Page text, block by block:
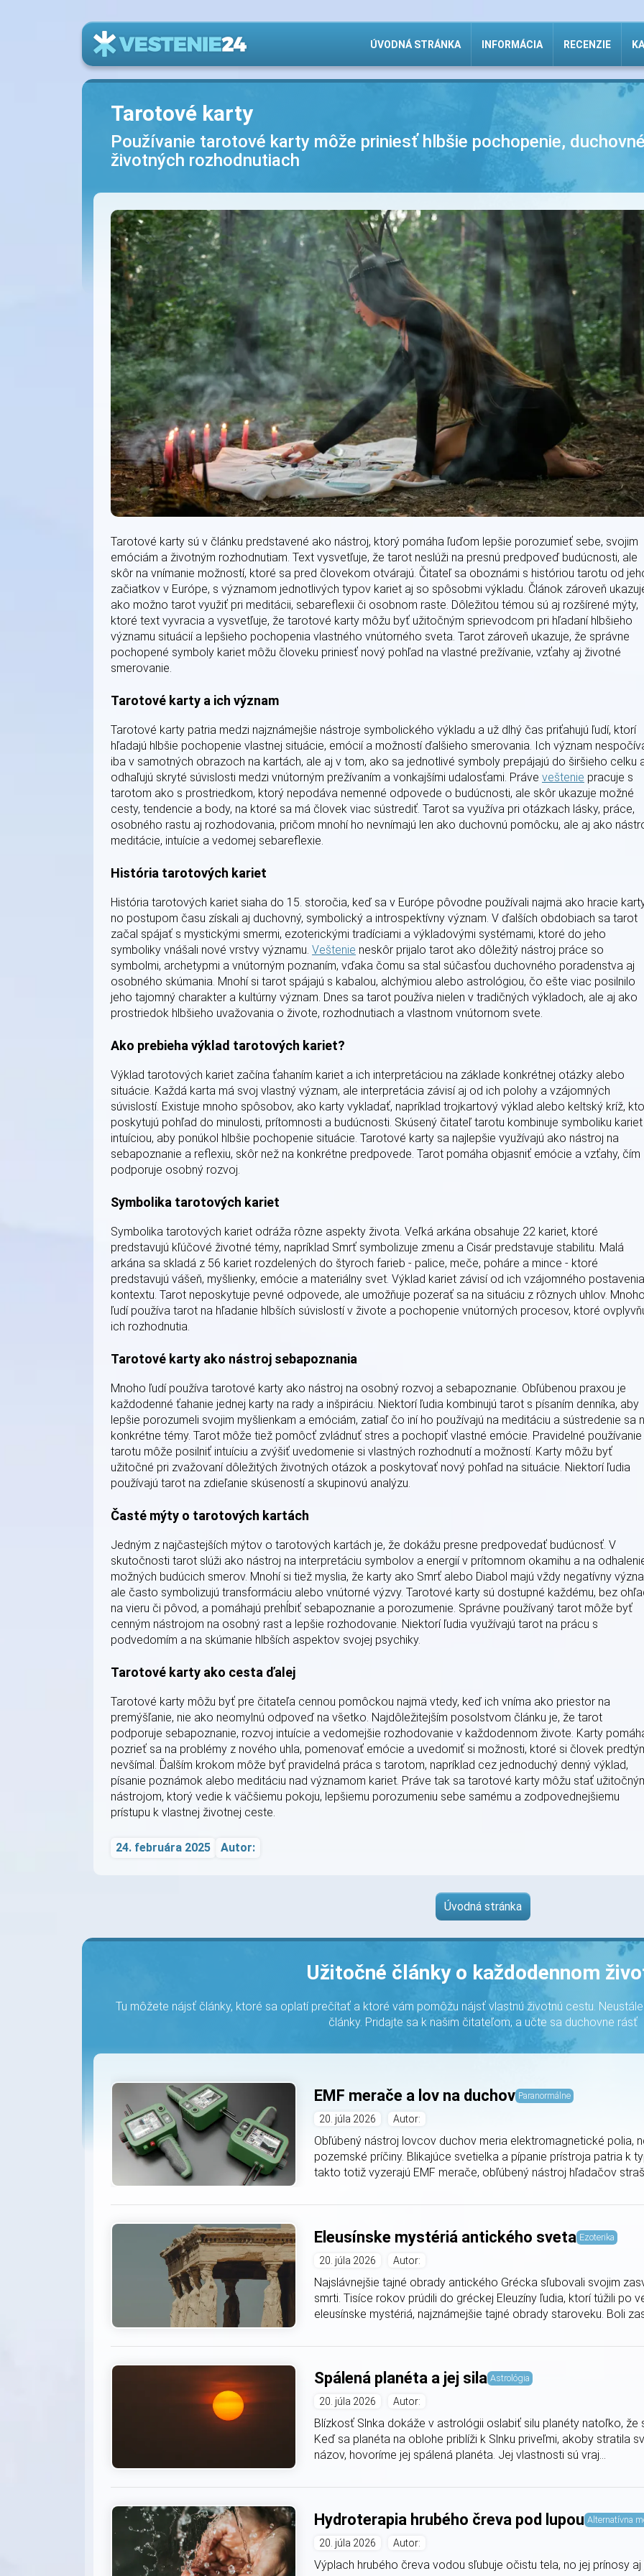
ÚVODNÁ STRÁNKA INFORMÁCIA RECENZIE
Tarotové karty
Používanie tarotové karty môže priniesť hlbšie pochopenie,
životných rozhodnutiach
Tarotové karty sú v článku predstavené ako nástroj, ktorý pomáha ľuďom lepšie porozumieť sebe, svojim
emóciám a životným rozhodnutiam. Text vysvetľuje, že tarot neslúži na presnú predpoveď budúcnosti, ale
skôr na vnímanie možností, ktoré sa pred človekom otvárajú. Čitateľ sa oboznámi s históriou tarotu od
začiatkov v Európe, s významom jednotlivých typov kariet aj so spôsobmi výkladu. Článok zároveň
ako možno tarot využiť pri meditácii, sebareflexii či osobnom raste. Dôležitou témou sú aj rozšírené mýty,
ktoré text vyvracia a vysvetľuje, že tarotové karty môžu byť užitočným sprievodcom pri hľadaní hlbšieho
významu situácií a lepšieho pochopenia vlastného vnútorného sveta. Tarot zároveň ukazuje, že správne
pochopené symboly kariet môžu človeku priniesť nový pohľad na vlastné prežívanie, vzťahy aj životné
smerovanie.
Tarotové karty a ich význam
Tarotové karty patria medzi najznámejšie nástroje symbolického výkladu a už dlhý čas priťahujú ľudí, ktorí
hľadajú hlbšie pochopenie vlastnej situácie, emócií a možností ďalšieho smerovania. Ich význam
iba v samotných obrazoch na kartách, ale aj v tom, ako sa jednotlivé symboly prepájajú do širšieho celku
odhaľujú skryté súvislosti medzi vnútorným prežívaním a vonkajšími udalosťami. Práve veštenie pracuje s
tarotom ako s prostriedkom, ktorý nepodáva nemenné odpovede o budúcnosti, ale skôr ukazuje možné
cesty, tendencie a body, na ktoré sa má človek viac sústrediť. Tarot sa využíva pri otázkach lásky, práce,
osobného rastu aj rozhodovania, pričom mnohí ho nevnímajú len ako duchovnú pomôcku, ale aj ako
meditácie, intuície a vedomej sebareflexie.
História tarotových kariet
História tarotových kariet siaha do 15. storočia, keď sa v Európe pôvodne používali najmä ako hracie
no postupom času získali aj duchovný, symbolický a introspektívny význam. V ďalších obdobiach sa tarot
začal spájať s mystickými smermi, ezoterickými tradíciami a výkladovými systémami, ktoré do jeho
symboliky vnášali nové vrstvy významu. Veštenie neskôr prijalo tarot ako dôležitý nástroj práce so
symbolmi, archetypmi a vnútorným poznaním, vďaka čomu sa stal súčasťou duchovného poradenstva aj
osobného skúmania. Mnohí si tarot spájajú s kabalou, alchýmiou alebo astrológiou, čo ešte viac posilnilo
jeho tajomný charakter a kultúrny význam. Dnes sa tarot používa nielen v tradičných výkladoch, ale aj ako
prostriedok hlbšieho uvažovania o živote, rozhodnutiach a vlastnom vnútornom svete.
Ako prebieha výklad tarotových kariet?
Výklad tarotových kariet začína ťahaním kariet a ich interpretáciou na základe konkrétnej otázky alebo
situácie. Každá karta má svoj vlastný význam, ale interpretácia závisí aj od ich polohy a vzájomných
súvislostí. Existuje mnoho spôsobov, ako karty vykladať, napríklad trojkartový výklad alebo keltský kríž,
poskytujú pohľad do minulosti, prítomnosti a budúcnosti. Skúsený čitateľ tarotu kombinuje symboliku kariet
intuíciou, aby ponúkol hlbšie pochopenie situácie. Tarotové karty sa najlepšie využívajú ako nástroj na
sebapoznanie a reflexiu, skôr než na konkrétne predpovede. Tarot pomáha objasniť emócie a vzťahy, čím
podporuje osobný rozvoj.
Symbolika tarotových kariet
Symbolika tarotových kariet odráža rôzne aspekty života. Veľká arkána obsahuje 22 kariet, ktoré
predstavujú kľúčové životné témy, napríklad Smrť symbolizuje zmenu a Cisár predstavuje stabilitu. Malá
arkána sa skladá z 56 kariet rozdelených do štyroch farieb - palice, meče, poháre a mince - ktoré
predstavujú vášeň, myšlienky, emócie a materiálny svet. Výklad kariet závisí od ich vzájomného
kontextu. Tarot neposkytuje pevné odpovede, ale umožňuje pozerať sa na situáciu z rôznych uhlov. Mnoho
ľudí používa tarot na hľadanie hlbších súvislostí v živote a pochopenie vnútorných procesov, ktoré
ich rozhodnutia.
Tarotové karty ako nástroj sebapoznania
Mnoho ľudí používa tarotové karty ako nástroj na osobný rozvoj a sebapoznanie. Obľúbenou praxou je
každodenné ťahanie jednej karty na rady a inšpiráciu. Niektorí ľudia kombinujú tarot s písaním denníka, aby
lepšie porozumeli svojim myšlienkam a emóciám, zatiaľ čo iní ho používajú na meditáciu a sústredenie sa
konkrétne témy. Tarot môže tiež pomôcť zvládnuť stres a pochopiť vlastné emócie. Pravidelné používanie
tarotu môže posilniť intuíciu a zvýšiť uvedomenie si vlastných rozhodnutí a možností. Karty môžu byť
užitočné pri zvažovaní dôležitých životných otázok a poskytovať nový pohľad na situácie. Niektorí ľudia
používajú tarot na zdieľanie skúseností a skupinovú analýzu.
Časté mýty o tarotových kartách
Jedným z najčastejších mýtov o tarotových kartách je, že dokážu presne predpovedať budúcnosť. V
skutočnosti tarot slúži ako nástroj na interpretáciu symbolov a energií v prítomnom okamihu a na
možných budúcich smerov. Mnohí si tiež myslia, že karty ako Smrť alebo Diabol majú vždy negatívny
ale často symbolizujú transformáciu alebo vnútorné výzvy. Tarotové karty sú dostupné každému, bez
na vieru či pôvod, a pomáhajú prehĺbiť sebapoznanie a porozumenie. Správne používaný tarot môže byť
cenným nástrojom na osobný rast a lepšie rozhodovanie. Niektorí ľudia využívajú tarot na prácu s
podvedomím a na skúmanie hlbších aspektov svojej psychiky.
Tarotové karty ako cesta ďalej
Tarotové karty môžu byť pre čitateľa cennou pomôckou najmä vtedy, keď ich vníma ako priestor na
premýšľanie, nie ako neomylnú odpoveď na všetko. Najdôležitejším posolstvom článku je, že tarot
podporuje sebapoznanie, rozvoj intuície a vedomejšie rozhodovanie v každodennom živote. Karty
pozrieť sa na problémy z nového uhla, pomenovať emócie a uvedomiť si možnosti, ktoré si človek
nevšímal. Ďalším krokom môže byť pravidelná práca s tarotom, napríklad cez jednoduchý denný výklad,
písanie poznámok alebo meditáciu nad významom kariet. Práve tak sa tarotové karty môžu stať
nástrojom, ktorý vedie k väčšiemu pokoju, lepšiemu porozumeniu sebe samému a zodpovednejšiemu
prístupu k vlastnej životnej ceste.
24. februára 2025 Autor:
Úvodná stránka
Užitočné články o každodennom
Tu môžete nájsť články, ktoré sa oplatí prečítať a ktoré vám pomôžu nájsť vlastnú životnú cestu.
články. Pridajte sa k našim čitateľom, a učte sa duchovne rásť
EMF merače a lov na duchov Paranormálne
20. júla 2026 Autor:
Obľúbený nástroj lovcov duchov meria elektromagnetické polia,
pozemské príčiny. Blikajúce svetielka a pípanie prístroja patria k
takto totiž vyzerajú EMF merače, obľúbený nástroj hľadačov
Eleusínske mystériá antického sveta Ezoterika
20. júla 2026 Autor:
Najslávnejšie tajné obrady antického Grécka sľubovali svojim
smrti. Tisíce rokov prúdili do gréckej Eleuzíny ľudia, ktorí túžili po
eleusínske mystériá, najznámejšie tajné obrady staroveku. Boli
Spálená planéta a jej sila Astrológia
20. júla 2026 Autor:
Blízkosť Slnka dokáže v astrológii oslabiť silu planéty natoľko,
Keď sa planéta na oblohe priblíži k Slnku priveľmi, akoby stratila
názov, hovoríme jej spálená planéta. Jej vlastnosti sú vraj...
Hydroterapia hrubého čreva pod lupou Alternatívna
20. júla 2026 Autor:
Výplach hrubého čreva vodou sľubuje očistu tela, no jej prínosy